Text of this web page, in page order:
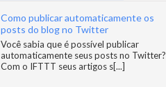
Como publicar automaticamente os
posts do blog no Twitter
Você sabia que é possível publicar
automaticamente seus posts no Twitter?
Com o IFTTT seus artigos s[...]